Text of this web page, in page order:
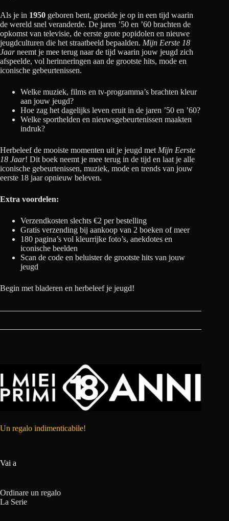
Als je in 1950 geboren bent, groeide je op in een tijd waarin
de wereld snel veranderde. De jaren ’50 en ’60 brachten de
opkomst van televisie, de eerste grote popidolen en nieuwe
jeugdculturen die het straatbeeld bepaalden. Mijn Eerste 18
Jaarneemt je mee terug naar de tijd waarin jouw jeugd zich
afspeelde, vol herinneringen aan de grootste hits, mode en
iconische gebeurtenissen.
Welke muziek, films en tv-programma’s brachten kleur
aan jouw jeugd?
Hoe zag het dagelijks leven eruit in de jaren ’50 en ’60?
Welke sporthelden en nieuwsgebeurtenissen maakten
indruk?
Herbeleef de mooiste momenten uit je jeugd met Mijn Eerste
18 Jaar! Dit boek neemt je mee terug in de tijd en laat je alle
iconische gebeurtenissen, muziek, mode en trends van jouw
eerste 18 jaar opnieuw beleven.
Extra voordelen:
Verzendkosten slechts €2 per bestelling
Gratis verzending bij aankoop van 2 boeken of meer
180 pagina’s vol kleurrijke foto’s, anekdotes en
iconische beelden
Scan de code en beluister de grootste hits van jouw
jeugd
Begin met bladeren en herbeleef je jeugd!
Un regalo indimenticabile!
Vai a
Ordinare un regalo
La Serie